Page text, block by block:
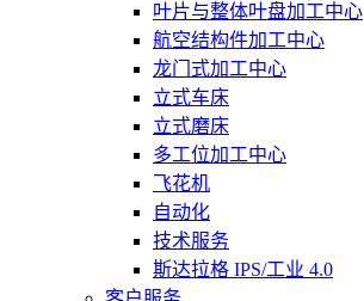
叶片与整体叶盘加工中心
航空结构件加工中心
龙门式加工中心
立式车床
立式磨床
多工位加工中心
飞花机
自动化
技术服务
斯达拉格 IPS/工业 4.0